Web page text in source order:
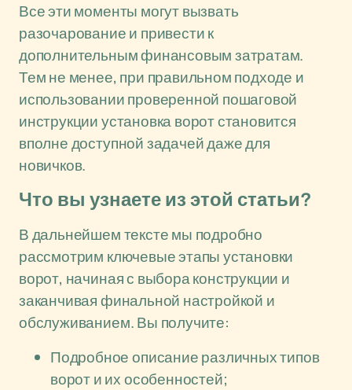
Все эти моменты могут вызвать
разочарование и привести к
дополнительным финансовым затратам.
Тем не менее, при правильном подходе и
использовании проверенной пошаговой
инструкции установка ворот становится
вполне доступной задачей даже для
новичков.
Что вы узнаете из этой статьи?
В дальнейшем тексте мы подробно
рассмотрим ключевые этапы установки
ворот, начиная с выбора конструкции и
заканчивая финальной настройкой и
обслуживанием. Вы получите:
Подробное описание различных типов
ворот и их особенностей;